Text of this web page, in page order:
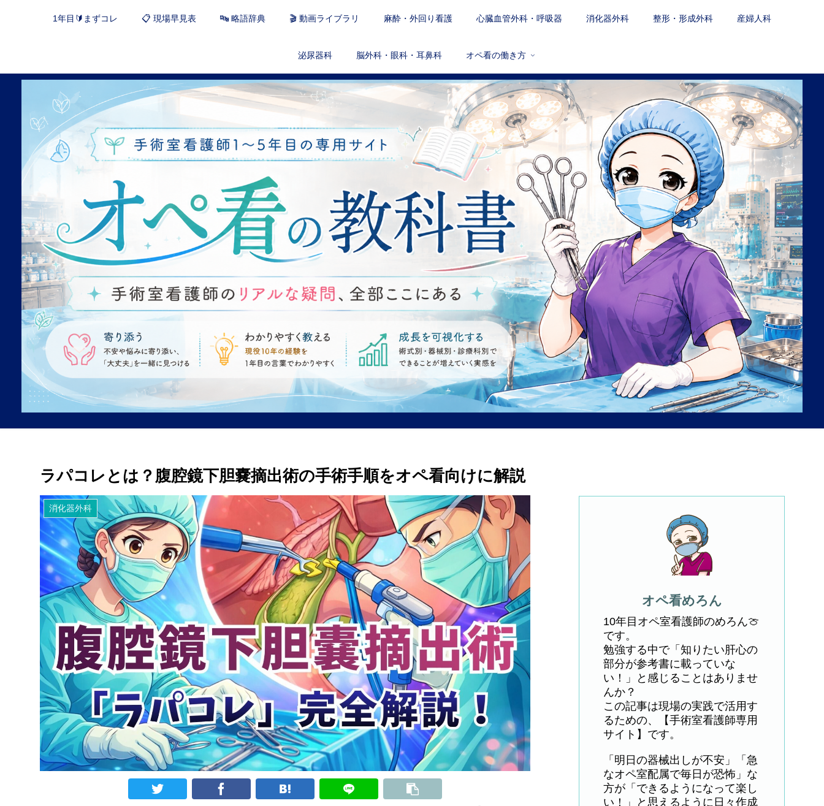
1年目🔰まずコレ 📋 現場早見表 🔤 略語辞典 🎬 動画ライブラリ 麻酔・外回り看護 心臓血管外科・呼吸器 消化器外科 整形・形成外科 産婦人科
泌尿器科 脳外科・眼科・耳鼻科 オペ看の働き方
ラパコレとは？腹腔鏡下胆嚢摘出術の手術手順をオペ看向けに解説
消化器外科
オペ看めろん
10年目オペ室看護師のめろん🍈
です。
勉強する中で「知りたい肝心の
部分が参考書に載っていな
い！」と感じることはありませ
んか？
この記事は現場の実践で活用す
るための、【手術室看護師専用
サイト】です。
「明日の器械出しが不安」「急
なオペ室配属で毎日が恐怖」な
方が「できるようになって楽し
い！」と思えるように日々作成